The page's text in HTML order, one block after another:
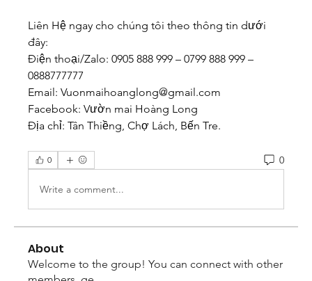
Liên Hệ ngay cho chúng tôi theo thông tin dưới
đây:
Điện thoại/Zalo: 0905 888 999 – 0799 888 999 –
0888777777
Email: Vuonmaihoanglong@gmail.com
Facebook: Vườn mai Hoàng Long
Địa chỉ: Tân Thiềng, Chợ Lách, Bến Tre.
0 0
Write a comment...
About
Welcome to the group! You can connect with other